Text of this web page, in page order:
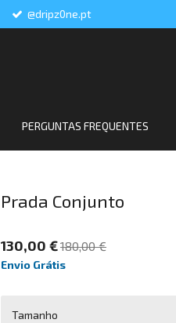
@dripz0ne.pt
PERGUNTAS FREQUENTES
Prada Conjunto
130,00 €180,00 €
Envio Grátis
Tamanho